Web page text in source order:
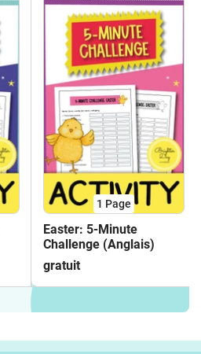
1 Page
Easter: 5-Minute
Challenge (Anglais)
gratuit